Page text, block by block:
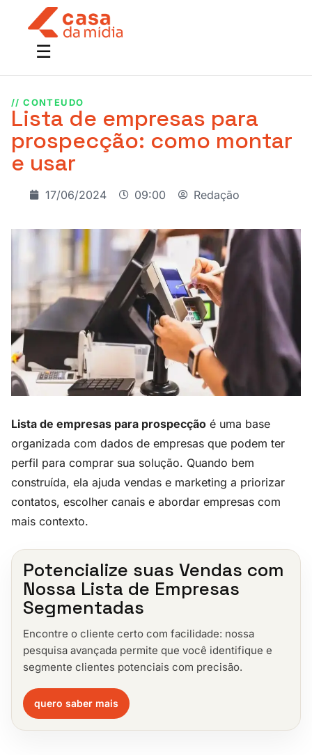
// CONTEUDO
Lista de empresas para
prospecção: como montar
e usar
17/06/2024 09:00 Redação
Lista de empresas para prospecção é uma base
organizada com dados de empresas que podem ter
perfil para comprar sua solução. Quando bem
construída, ela ajuda vendas e marketing a priorizar
contatos, escolher canais e abordar empresas com
mais contexto.
Potencialize suas Vendas com
Nossa Lista de Empresas
Segmentadas
Encontre o cliente certo com facilidade: nossa
pesquisa avançada permite que você identifique e
segmente clientes potenciais com precisão.
quero saber mais